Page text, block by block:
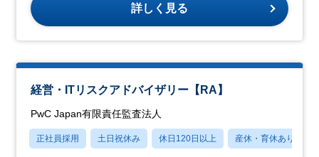
詳しく見る
経営・ITリスクアドバイザリー【RA】
PwC Japan有限責任監査法人
正社員採用 土日祝休み 休日120日以上 産休・育休あり